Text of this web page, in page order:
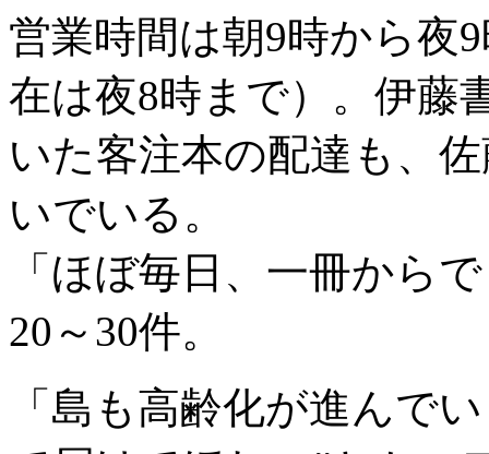
営業時間は朝9時から夜
在は夜8時まで）。伊藤
いた客注本の配達も、
いでいる。
「ほぼ毎日、一冊から
20～30件。
「島も高齢化が進んで